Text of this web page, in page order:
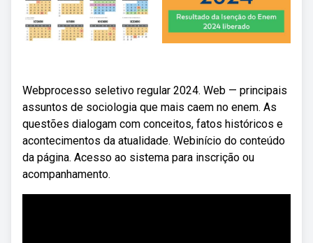
Webprocesso seletivo regular 2024. Web — principais
assuntos de sociologia que mais caem no enem. As
questões dialogam com conceitos, fatos históricos e
acontecimentos da atualidade. Webinício do conteúdo
da página. Acesso ao sistema para inscrição ou
acompanhamento.